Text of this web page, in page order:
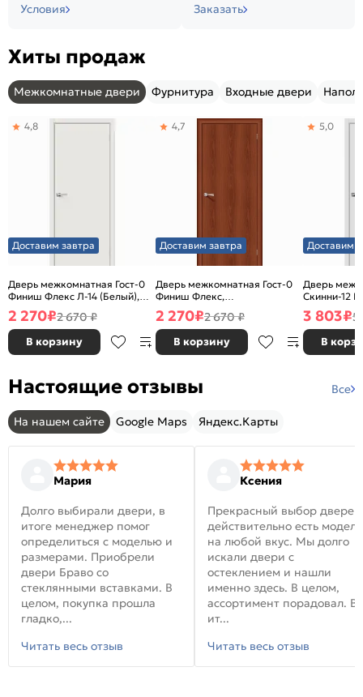
Условия Заказать
Хиты продаж
Межкомнатные двери Фурнитура Входные двери
Доставим завтра
Дверь межкомнатная Гост-0
Финиш Флекс Л-14 (Белый),
глухая, каркасно-щитовая
4,8
2 270₽2 670 ₽
В корзину
Доставим завтра
Дверь межкомнатная Гост-0
Финиш Флекс,
Ламинированные Л-11
(ИталОрех), глухая, каркасно-
щитовая
4,7
2 270₽2 670 ₽
В корзину
Доставим
Дверь
Скинни-12
глухая,
5,0
3 803₽5
В
Настоящие отзывы Все
На нашем сайте Google Maps Яндекс.Карты
Мария
Долго выбирали двери, в
итоге менеджер помог
определиться с моделью и
размерами. Приобрели
двери Браво со
стеклянными вставками. В
целом, покупка прошла
гладко,...
Читать весь отзыв
Ксения
Прекрасный выбор
действительно есть модели
на любой вкус. Мы долго
искали двери с
остеклением и нашли
именно здесь. В целом,
ассортимент порадовал. В
ит...
Читать весь отзыв